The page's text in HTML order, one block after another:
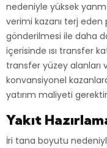
nedeniyle yüksek
verimi kazanı terj eden
gönderilmesi ile daha
içerisinde ısı transfer
transfer yüzey alanları
konvansiyonel
yatırım maliyeti
Yakıt
İri tana boyutu